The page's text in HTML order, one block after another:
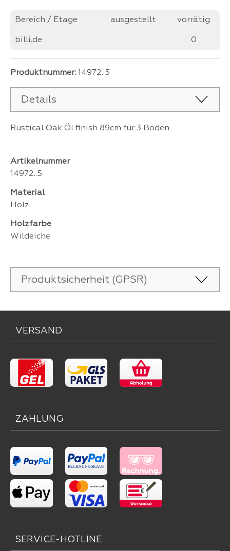
Bereich / Etage ausgestellt vorrätig
billi.de 0
Produktnummer: 14972..5
Details
Rustical Oak Öl finish 89cm für 3 Böden
Artikelnummer
14972..5
Material
Holz
Holzfarbe
Wildeiche
Produktsicherheit (GPSR)
VERSAND
ZAHLUNG
SERVICE-HOTLINE